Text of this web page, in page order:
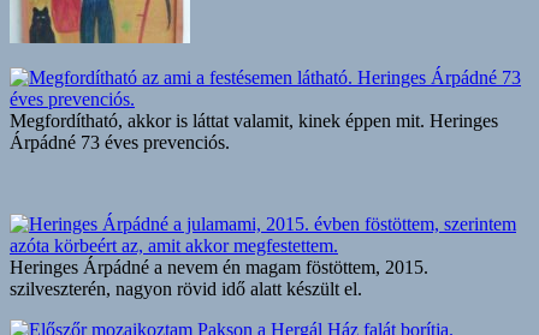
Megfordítható, akkor is láttat valamit, kinek éppen mit. Heringes
Árpádné 73 éves prevenciós.
Heringes Árpádné a nevem én magam föstöttem, 2015.
szilveszterén, nagyon rövid idő alatt készült el.